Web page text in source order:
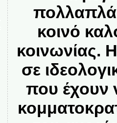
πολλαπλά
κοινό
κοινωνίας.
σε
που έχουν